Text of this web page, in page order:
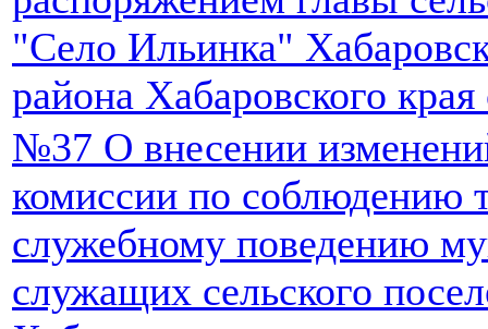
"Село Ильинка"
района Хабаровского
№37 О внесении
комиссии по соблюдению
служебному поведению
служащих сельского